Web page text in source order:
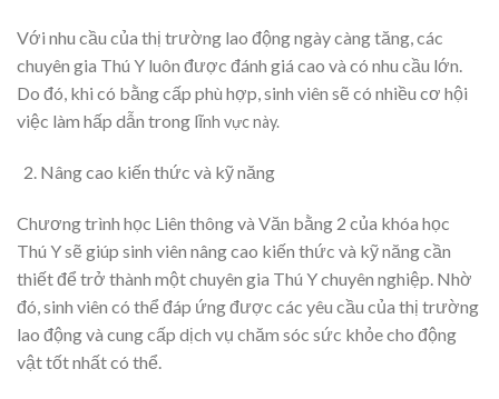
Với nhu cầu của thị trường lao động ngày càng tăng, các
chuyên gia Thú Y luôn được đánh giá cao và có nhu cầu lớn.
Do đó, khi có bằng cấp phù hợp, sinh viên sẽ có nhiều cơ hội
việc làm hấp dẫn trong lĩnh vực này.
Nâng cao kiến thức và kỹ năng
Chương trình học Liên thông và Văn bằng 2 của khóa học
Thú Y sẽ giúp sinh viên nâng cao kiến thức và kỹ năng cần
thiết để trở thành một chuyên gia Thú Y chuyên nghiệp. Nhờ
đó, sinh viên có thể đáp ứng được các yêu cầu của thị trường
lao động và cung cấp dịch vụ chăm sóc sức khỏe cho động
vật tốt nhất có thể.